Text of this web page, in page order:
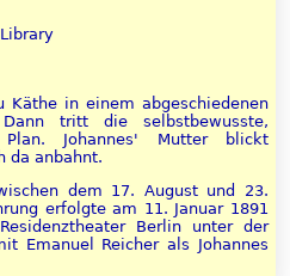
Käthe in einem abgeschiedenen
tritt die selbstbewusste,
Johannes' Mutter blickt
da anbahnt.
dem 17. August und 23.
erfolgte am 11. Januar 1891
Berlin unter der
Emanuel Reicher als Johannes